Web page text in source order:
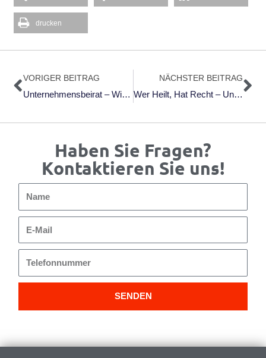
drucken
Zurück
VORIGER BEITRAG
Unternehmensbeirat – Wie Richtig Nutzen?
NÄCHSTER BEITRAG
Wer Heilt, Hat Recht – Ungewissheit In Der Wirkung Aushalten Lernen
Haben Sie Fragen?
Kontaktieren Sie uns!
Mail
SENDEN